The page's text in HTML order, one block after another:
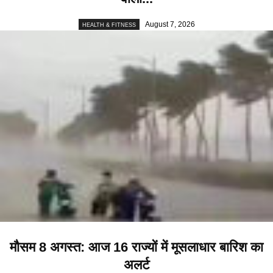
HEALTH & FITNESS August 7, 2026
मौसम 8 अगस्त: आज 16 राज्यों में मूसलाधार बारिश का
अलर्ट